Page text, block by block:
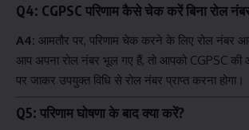
Q4: CGPSC परिणाम कैसे चेक करें बिना रोल
A4: आमतौर पर, परिणाम चेक करने के लिए रोल नंबर
आप अपना रोल नंबर भूल गए हैं, तो आपको CGPSC की
पर जाकर उपयुक्त विधि से रोल नंबर प्राप्त करना होगा।
Q5: परिणाम घोषणा के बाद क्या करें?